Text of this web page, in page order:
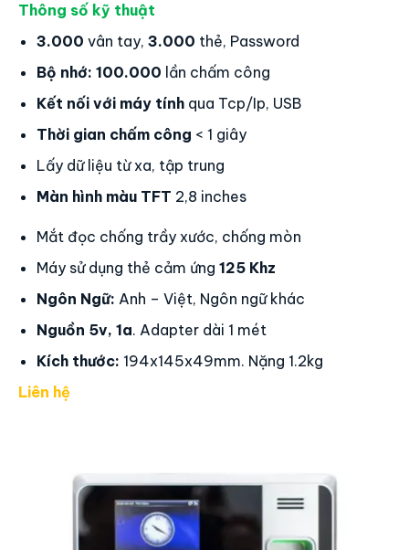
Thông số kỹ thuật
3.000 vân tay, 3.000 thẻ, Password
Bộ nhớ: 100.000 lần chấm công
Kết nối với máy tính qua Tcp/Ip, USB
Thời gian chấm công < 1 giây
Lấy dữ liệu từ xa, tập trung
Màn hình màu TFT 2,8 inches
Mắt đọc chống trầy xước, chống mòn
Máy sử dụng thẻ cảm ứng 125 Khz
Ngôn Ngữ: Anh – Việt, Ngôn ngữ khác
Nguồn 5v, 1a. Adapter dài 1 mét
Kích thước: 194x145x49mm. Nặng 1.2kg
Liên hệ